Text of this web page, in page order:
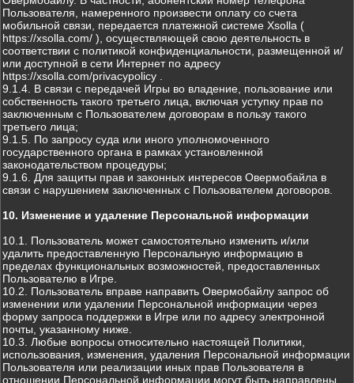
Пользователя, намеренного произвести оплату со счета
мобильной связи, передается платежной системе Xsolla (
https://xsolla.com/ ), осуществляющей свою деятельность в
соответствии с политикой конфиденциальности, размещенной и/
или доступной в сети Интернет по адресу
https://xsolla.com/privacypolicy .
9.1.4. В связи с передачей Игры во владение, пользование или
собственность такого третьего лица, включая уступку прав по
заключенным с Пользователем договорам в пользу такого
третьего лица;
9.1.5. По запросу суда или иного уполномоченного
государственного органа в рамках установленной
законодательством процедуры;
9.1.6. Для защиты прав и законных интересов Овермобайла в
связи с нарушением заключенных с Пользователем договоров.
10. Изменение и удаление Персональной информации
10.1. Пользователь может самостоятельно изменить и/или
удалить предоставленную Персональную информацию в
пределах функциональных возможностей, предоставленных
Пользователю в Игре.
10.2. Пользователь вправе направить Овермобайлу запрос об
изменении или удалении Персональной информации через
форму запроса поддержки в Игре или по адресу электронной
почты, указанному ниже.
10.3. Любые вопросы относительно настоящей Политики,
использования, изменения, удаления Персональной информации
Пользователя или реализации иных прав Пользователя в
отношении Персональной информации могут быть направлены